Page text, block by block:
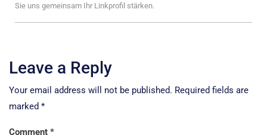
Sie uns gemeinsam Ihr Linkprofil stärken.
Leave a Reply
Your email address will not be published. Required fields are
marked *
Comment *